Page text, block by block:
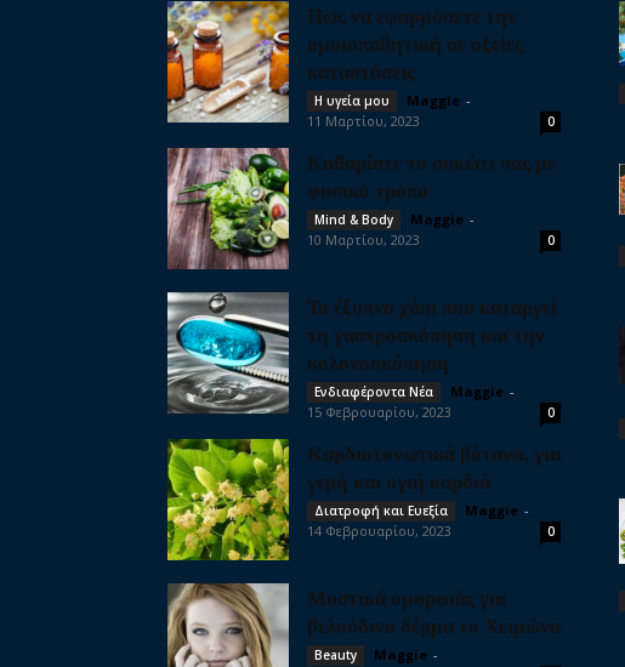
Πως να εφαρμόσετε την
ομοιοπαθητική σε οξείες
καταστάσεις
Η υγεία μου Maggie -
11 Μαρτίου, 2023
0
Καθαρίστε το συκώτι σας με
φυσικό τρόπο
Mind & Body Maggie -
10 Μαρτίου, 2023
0
Το έξυπνο χάπι που καταργεί
τη γαστροσκόπηση και την
κολονοσκόπηση
Ενδιαφέροντα Νέα Maggie -
15 Φεβρουαρίου, 2023
0
Καρδιοτονωτικά βότανα, για
γερή και υγιή καρδιά
Διατροφή και Ευεξία Maggie -
14 Φεβρουαρίου, 2023
0
Μυστικά ομορφιάς για
βελούδινο δέρμα το Χειμώνα
Beauty Maggie -